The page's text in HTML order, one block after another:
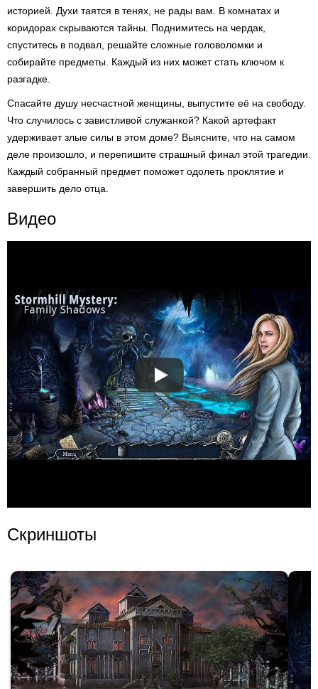
историей. Духи таятся в тенях, не рады вам. В комнатах и
коридорах скрываются тайны. Поднимитесь на чердак,
спуститесь в подвал, решайте сложные головоломки и
собирайте предметы. Каждый из них может стать ключом к
разгадке.
Спасайте душу несчастной женщины, выпустите её на свободу.
Что случилось с завистливой служанкой? Какой артефакт
удерживает злые силы в этом доме? Выясните, что на самом
деле произошло, и перепишите страшный финал этой трагедии.
Каждый собранный предмет поможет одолеть проклятие и
завершить дело отца.
Видео
Скриншоты